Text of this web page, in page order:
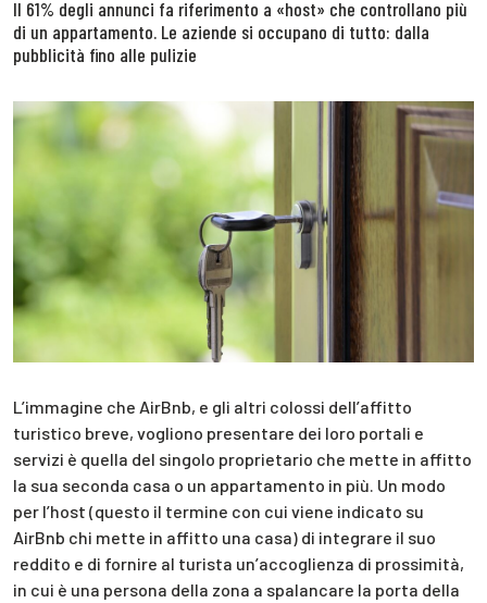
Il 61% degli annunci fa riferimento a «host» che controllano più
di un appartamento. Le aziende si occupano di tutto: dalla
pubblicità fino alle pulizie
L’immagine che AirBnb, e gli altri colossi dell’affitto
turistico breve, vogliono presentare dei loro portali e
servizi è quella del singolo proprietario che mette in affitto
la sua seconda casa o un appartamento in più. Un modo
per l’host (questo il termine con cui viene indicato su
AirBnb chi mette in affitto una casa) di integrare il suo
reddito e di fornire al turista un’accoglienza di prossimità,
in cui è una persona della zona a spalancare la porta della